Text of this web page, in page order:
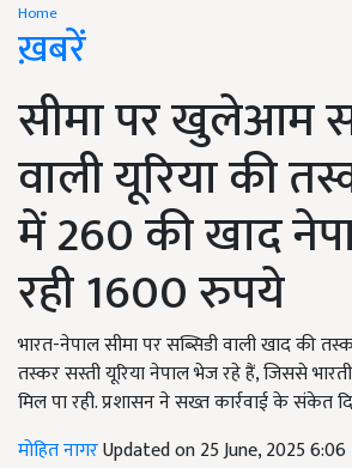
Home
ख़बरें
सीमा पर खुलेआम
वाली यूरिया की
में 260 की खाद
रही 1600 रुपये
भारत-नेपाल सीमा पर सब्सिडी वाली खाद की
तस्कर सस्ती यूरिया नेपाल भेज रहे हैं, जिससे
मिल पा रही. प्रशासन ने सख्त कार्रवाई के संकेत
मोहित नागरUpdated on 25 June, 2025 6:06